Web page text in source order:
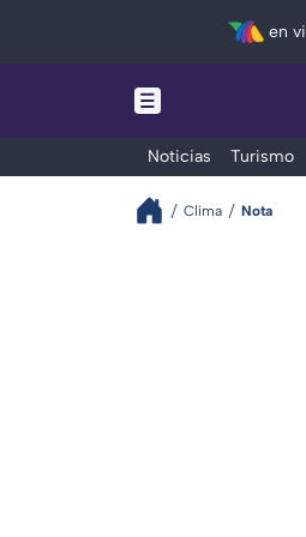
en
Noticias Turismo
Clima Nota